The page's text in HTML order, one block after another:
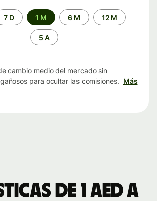
7 D 1 M 6 M 12 M
5 A
cambio medio del mercado sin
para ocultar las comisiones. Más
de 1 AED a